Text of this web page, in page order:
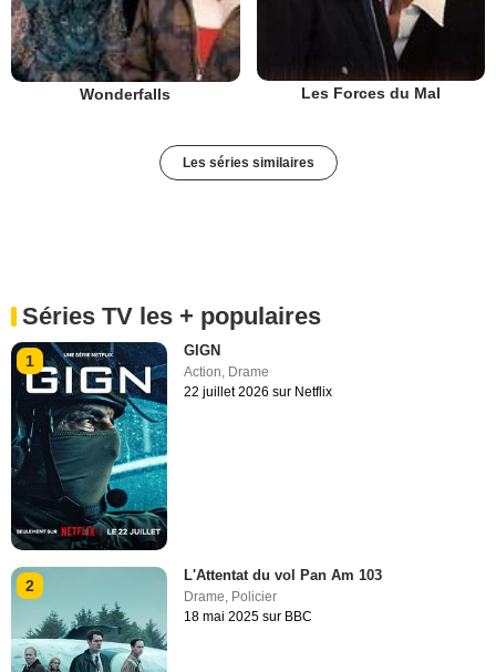
Wonderfalls Les Forces du Mal
Les séries similaires
Séries TV les + populaires
1
GIGN
Action, Drame
22 juillet 2026 sur Netflix
2
L'Attentat du vol Pan Am 103
Drame, Policier
18 mai 2025 sur BBC